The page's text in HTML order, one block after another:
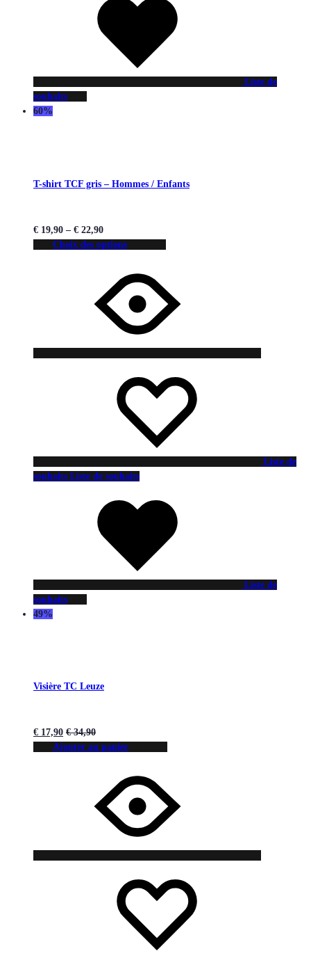
Liste de
souhaits
60%
T-shirt TCF gris – Hommes / Enfants
€ 19,90 – € 22,90
Choix des options
Liste de
souhaits Liste de souhaits
Liste de
souhaits
49%
Visière TC Leuze
€ 17,90 €34,90
Ajouter au panier